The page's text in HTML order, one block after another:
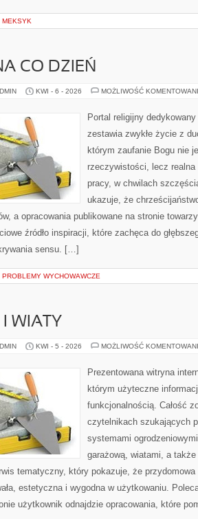
MEKSYK
CO DZIEŃ
KWI - 6 - 2026 MOŻLIWOŚĆ
Portal religijny
zestawia zwykłe życie z
którym zaufanie Bogu nie
rzeczywistości, lecz
pracy, w chwilach
ukazuje, że
a opracowania publikowane na stronie
źródło inspiracji, które zachęca do
sensu. […]
PROBLEMY WYCHOWAWCZE
WIATY
KWI - 5 - 2026 MOŻLIWOŚĆ
Prezentowana witryna
którym użyteczne
funkcjonalnością. Całość
czytelnikach szukających
systemami
garażową, wiatami, a
tematyczny, który pokazuje, że
estetyczna i wygodna w użytkowaniu.
użytkownik odnajdzie opracowania, które